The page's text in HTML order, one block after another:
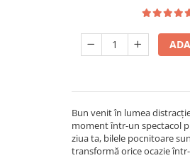
Bun venit în lumea
moment într-un spectacol
ziua ta, bilele pocnitoare
transformă orice ocazie